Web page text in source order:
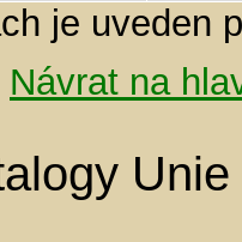
je uveden
Návrat na